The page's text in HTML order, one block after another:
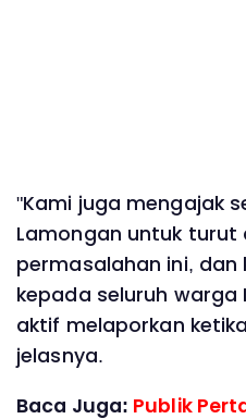
"Kami juga mengajak
Lamongan untuk
permasalahan ini,
kepada seluruh
aktif melaporkan
jelasnya.
Baca Juga: Publik